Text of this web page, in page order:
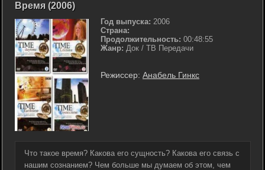
Время (2006)
Год выпуска: 2006
Страна:
Продолжительность: 00:48:55
Жанр: Док / ТВ Передачи
Режиссер: Анабель Гинкс
Что такое время? Какова его сущность? Какова его связь с
нашим сознанием? Чем больше мы думаем об этом, чем